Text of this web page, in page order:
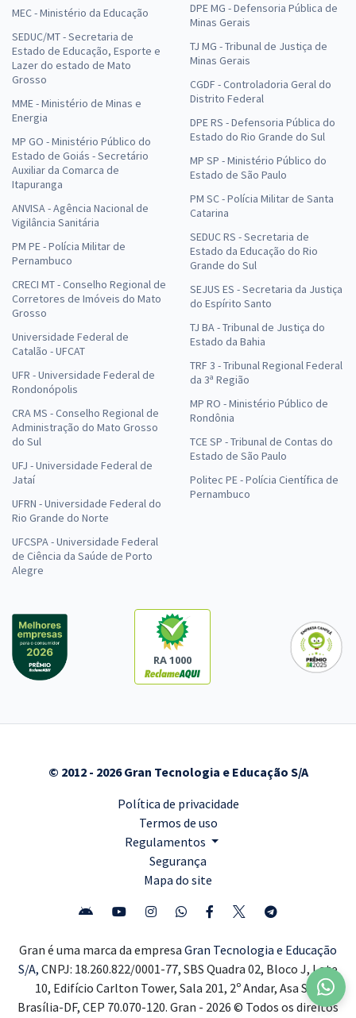
MEC - Ministério da Educação
SEDUC/MT - Secretaria de
Estado de Educação, Esporte e
Lazer do estado de Mato
Grosso
MME - Ministério de Minas e
Energia
MP GO - Ministério Público do
Estado de Goiás - Secretário
Auxiliar da Comarca de
Itapuranga
ANVISA - Agência Nacional de
Vigilância Sanitária
PM PE - Polícia Militar de
Pernambuco
CRECI MT - Conselho Regional de
Corretores de Imóveis do Mato
Grosso
Universidade Federal de
Catalão - UFCAT
UFR - Universidade Federal de
Rondonópolis
CRA MS - Conselho Regional de
Administração do Mato Grosso
do Sul
UFJ - Universidade Federal de
Jataí
UFRN - Universidade Federal do
Rio Grande do Norte
UFCSPA - Universidade Federal
de Ciência da Saúde de Porto
Alegre
DPE MG - Defensoria Pública de
Minas Gerais
TJ MG - Tribunal de Justiça de
Minas Gerais
CGDF - Controladoria Geral do
Distrito Federal
DPE RS - Defensoria Pública do
Estado do Rio Grande do Sul
MP SP - Ministério Público do
Estado de São Paulo
PM SC - Polícia Militar de Santa
Catarina
SEDUC RS - Secretaria de
Estado da Educação do Rio
Grande do Sul
SEJUS ES - Secretaria da Justiça
do Espírito Santo
TJ BA - Tribunal de Justiça do
Estado da Bahia
TRF 3 - Tribunal Regional Federal
da 3ª Região
MP RO - Ministério Público de
Rondônia
TCE SP - Tribunal de Contas do
Estado de São Paulo
Politec PE - Polícia Científica de
Pernambuco
RA 1000
© 2012 - 2026 Gran Tecnologia e Educação S/A
Política de privacidade
Termos de uso
Regulamentos
Segurança
Mapa do site
Gran é uma marca da empresa Gran Tecnologia e Educação
S/A, CNPJ: 18.260.822/0001-77, SBS Quadra 02, Bloco J, Lote
10, Edifício Carlton Tower, Sala 201, 2º Andar, Asa Sul,
Brasília-DF, CEP 70.070-120. Gran - 2026 © Todos os direitos